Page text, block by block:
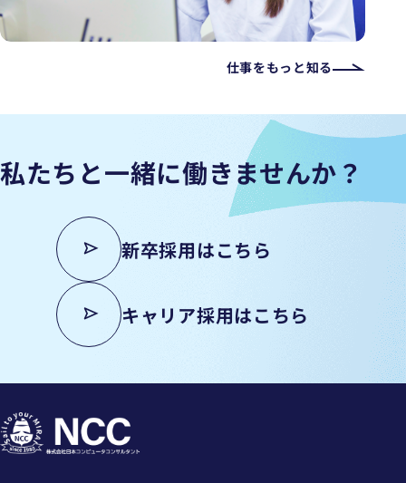
仕事をもっと知る
私たちと一緒に働きませんか？
新卒採用はこちら
キャリア採用はこちら